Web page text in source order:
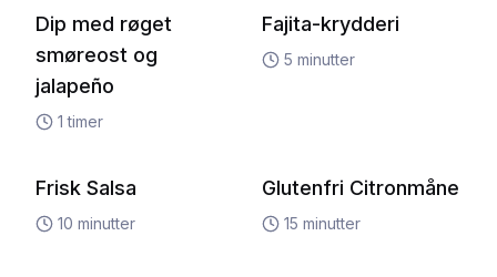
Dip med røget
smøreost og
jalapeño
1 timer
Fajita-krydderi
5 minutter
Frisk Salsa
10 minutter
Glutenfri Citronmåne
15 minutter